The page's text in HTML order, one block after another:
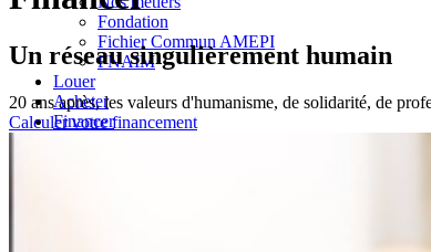
Fondation
Fichier Commun AMEPI
FNAIM
Louer
Acheter
Financer
Un réseau singulièrement humain
20 ans après, les valeurs d'humanisme, de solidarité, de
Calculer votre financement